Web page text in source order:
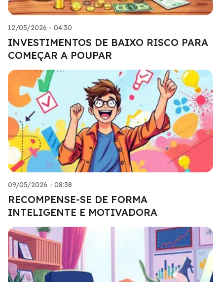
12/05/2026 - 04:30
INVESTIMENTOS DE BAIXO RISCO PARA
COMEÇAR A POUPAR
09/05/2026 - 08:38
RECOMPENSE-SE DE FORMA
INTELIGENTE E MOTIVADORA